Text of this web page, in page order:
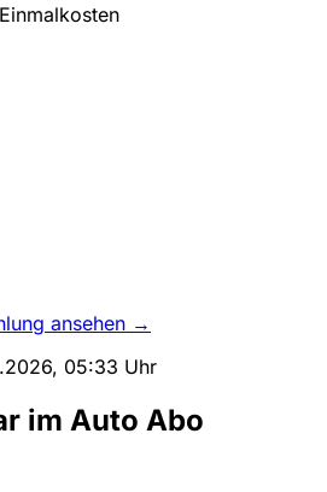
ansehen →
05:33 Uhr
im Auto Abo